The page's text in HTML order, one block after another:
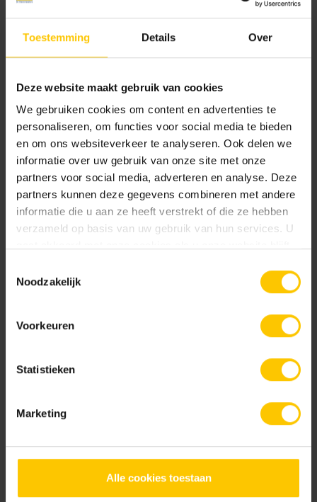
Toestemming Details Over
Deze website maakt gebruik van cookies
We gebruiken cookies om content en advertenties te
personaliseren, om functies voor social media te bieden
en om ons websiteverkeer te analyseren. Ook delen we
informatie over uw gebruik van onze site met onze
partners voor social media, adverteren en analyse. Deze
partners kunnen deze gegevens combineren met andere
informatie die u aan ze heeft verstrekt of die ze hebben
verzameld op basis van uw gebruik van hun services. U
Noodzakelijk
Voorkeuren
Statistieken
Marketing
Alle cookies toestaan
Castilla Brown Charcoal
Cream / Brown Crispy White
Dark Grey
Dover White Earth Brown Grey
Brochures
Bouwassortiment
Bekijk
Projectvoorbeelden bouw
Bekijk